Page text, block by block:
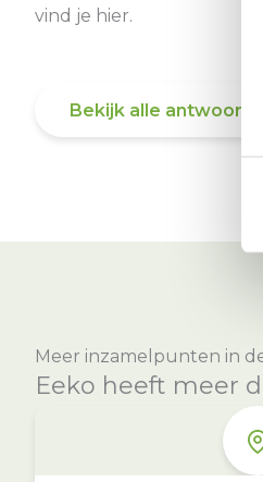
vind je hier.
Bekijk alle
Meer inzamelpunten in
Eeko heeft meer